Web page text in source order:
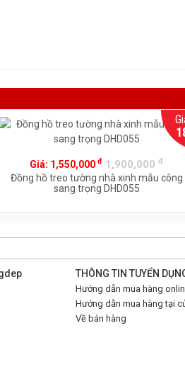
Giá: 1,550,000đ 1,900,000đ
Đồng hồ treo tường nhà xinh mẫu công
sang trọng DHD055
THÔNG TIN TUYỂN
Hướng dẫn mua hàng
Hướng dẫn mua hàng tại
Về bán hàng